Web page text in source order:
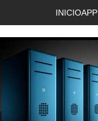
INICIO